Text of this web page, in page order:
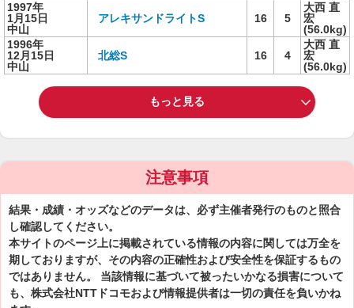
1997年
1月15日
中山
アレキサンドライトS 16 5
大西 直
宏
(56.0kg)
1996年
12月15日
中山
北総S 16 4
大西 直
宏
(56.0kg)
もっと見る
注意事項
結果・成績・オッズなどのデータは、必ず主催者発行のものと照合
し確認してください。
本サイトのページ上に掲載されている情報の内容に関しては万全を
期しておりますが、その内容の正確性および安全性を保証するもの
ではありません。 当該情報に基づいて被ったいかなる損害について
も、株式会社NTTドコモおよび情報提供者は一切の責任を負いかね